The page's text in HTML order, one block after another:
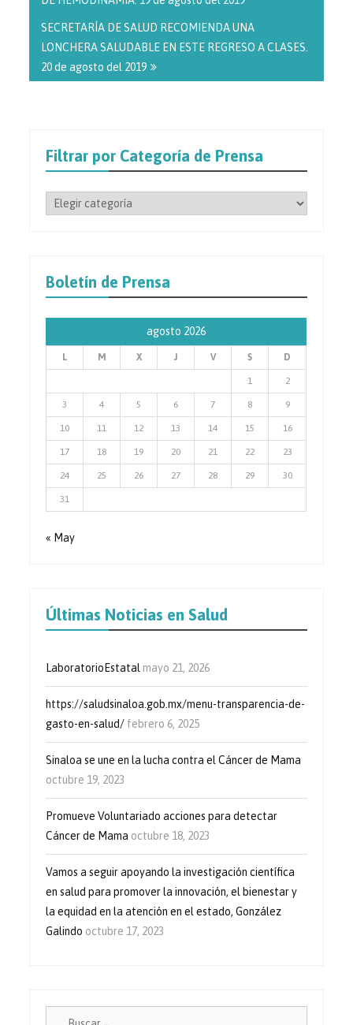
SECRETARÍA DE SALUD RECOMIENDA UNA
LONCHERA SALUDABLE EN ESTE REGRESO A CLASES.
20 de agosto del 2019
Filtrar por Categoría de Prensa
Filtrar
Prensa
Boletín de Prensa
agosto 2026
L M X J V S D
1 2
3 4 5 6 7 8 9
10 11 12 13 14 15 16
17 18 19 20 21 22 23
24 25 26 27 28 29 30
31
« May
Últimas Noticias en Salud
LaboratorioEstatal mayo 21, 2026
https://saludsinaloa.gob.mx/menu-transparencia-de-
gasto-en-salud/ febrero 6, 2025
Sinaloa se une en la lucha contra el Cáncer de Mama
octubre 19, 2023
Promueve Voluntariado acciones para detectar
Cáncer de Mama octubre 18, 2023
Vamos a seguir apoyando la investigación científica
en salud para promover la innovación, el bienestar y
la equidad en la atención en el estado, González
Galindo octubre 17, 2023